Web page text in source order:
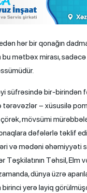
hər bir qonağın
mətbəx mirası,
süfrəsində bir-birindən
tərəvəzlər – xüsusilə
mövsümi
dəfələrlə təklif
və mədəni əhəmiyyəti
Təşkilatının Təhsil, Elm
dünya üzrə
birinci yerə layiq